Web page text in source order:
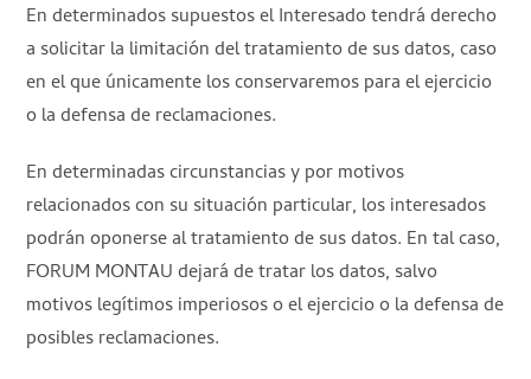
En determinados supuestos el Interesado tendrá derecho
a solicitar la limitación del tratamiento de sus datos, caso
en el que únicamente los conservaremos para el ejercicio
o la defensa de reclamaciones.
En determinadas circunstancias y por motivos
relacionados con su situación particular, los interesados
podrán oponerse al tratamiento de sus datos. En tal caso,
FORUM MONTAU dejará de tratar los datos, salvo
motivos legítimos imperiosos o el ejercicio o la defensa de
posibles reclamaciones.